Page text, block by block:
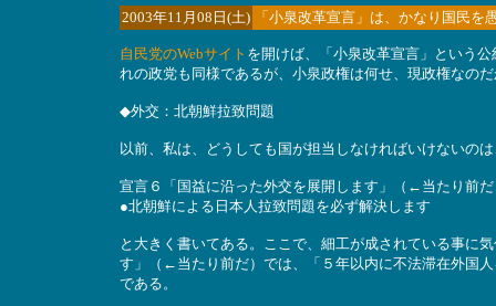
2003年11月08日(土) 「小泉改革宣言」は、かなり国民を
自民党のWebサイト を開けば、「小泉改革宣言」という
れの政党も同様であるが、小泉政権は何せ、現政権なの
◆外交：北朝鮮拉致問題
以前、私は、どうしても国が担当しなければいけないの
宣言６「国益に沿った外交を展開します」（←当たり前だ
●北朝鮮による日本人拉致問題を必ず解決します
と大きく書いてある。ここで、細工が成されている事に
す」（←当たり前だ）では、「５年以内に不法滞在外国
である。